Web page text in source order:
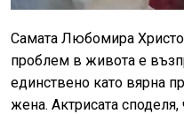
Самата Любомира
проблем в живота е
единствено като вярна
жена. Актрисата